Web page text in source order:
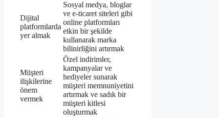
Dijital
platformlarda
yer almak
Sosyal medya, bloglar
ve e-ticaret siteleri gibi
online platformları
etkin bir şekilde
kullanarak marka
bilinirliğini artırmak
Müşteri
ilişkilerine
önem
vermek
Özel indirimler,
kampanyalar ve
hediyeler sunarak
müşteri memnuniyetini
artırmak ve sadık bir
müşteri kitlesi
oluşturmak